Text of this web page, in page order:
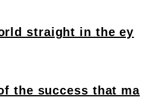
straight in the ey
the success that ma